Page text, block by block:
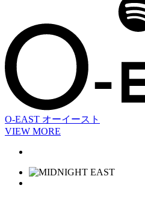
O-EAST オーイースト
VIEW MORE